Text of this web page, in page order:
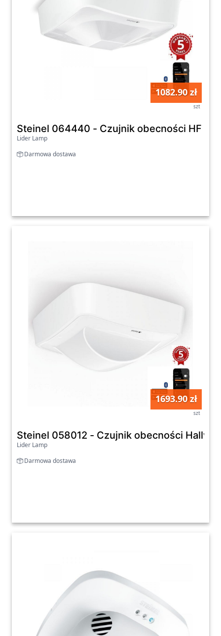
1082.90 zł
szt
Steinel 064440 - Czujnik obecności HF
Lider Lamp
Darmowa dostawa
1693.90 zł
szt
Steinel 058012 - Czujnik obecności
Lider Lamp
Darmowa dostawa